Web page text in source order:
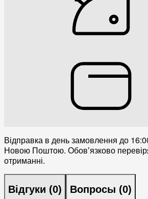
Відправка в день замовлення до
Новою Поштою. Обовʼязково
отриманні.
Відгуки (0) Вопросы (0)